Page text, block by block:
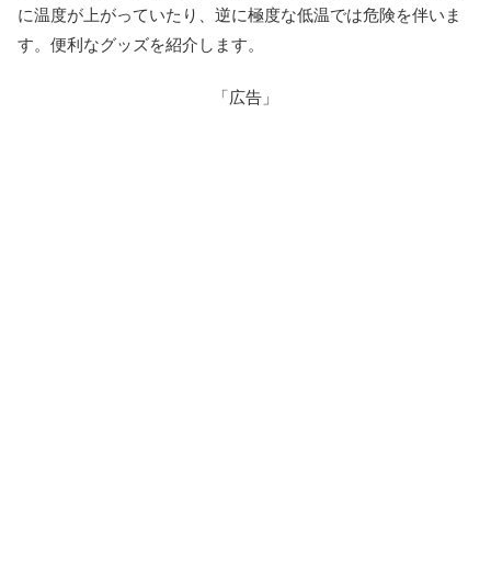
に温度が上がっていたり、逆に極度な低温では危険を伴いま
す。便利なグッズを紹介します。
「広告」